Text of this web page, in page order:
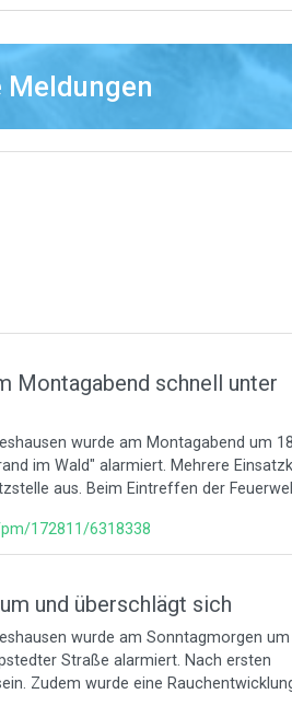
Montagabend schnell unter
wurde am Montagabend um
im Wald" alarmiert. Mehrere
aus. Beim Eintreffen der
172811/6318338
und überschlägt sich
wurde am Sonntagmorgen um
Straße alarmiert. Nach ersten
Zudem wurde eine